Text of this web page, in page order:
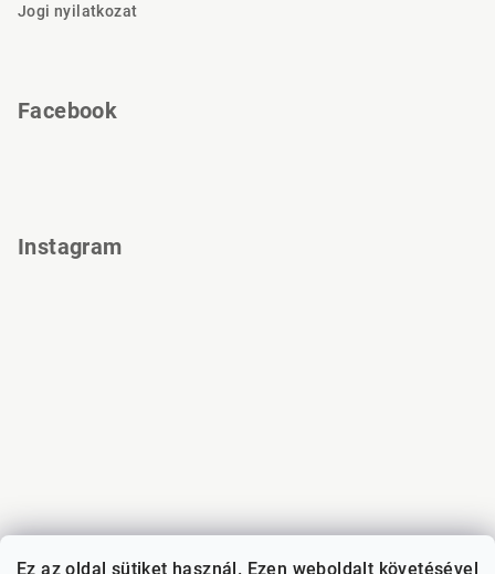
Ez az oldal sütiket használ. Ezen weboldalt követésével
Jogi nyilatkozat
Facebook
Instagram